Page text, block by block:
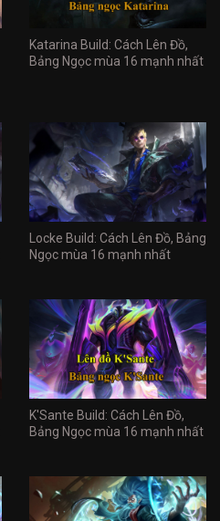
Katarina Build: Cách Lên Đồ,
Bảng Ngọc mùa 16 mạnh nhất
Locke Build: Cách Lên Đồ, Bảng
Ngọc mùa 16 mạnh nhất
K'Sante Build: Cách Lên Đồ,
Bảng Ngọc mùa 16 mạnh nhất